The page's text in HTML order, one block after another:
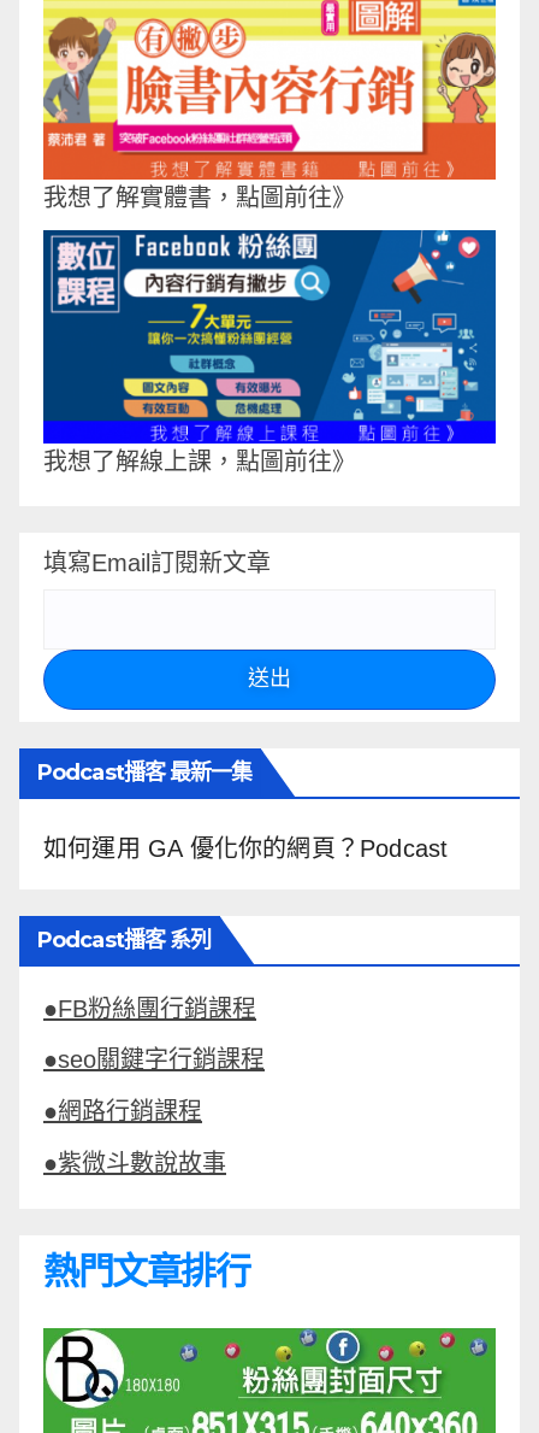
我想了解實體書，點圖前往》
我想了解線上課，點圖前往》
填寫Email訂閱新文章
送出
Podcast播客 最新一集
如何運用 GA 優化你的網頁？Podcast
Podcast播客 系列
●FB粉絲團行銷課程
●seo關鍵字行銷課程
●網路行銷課程
●紫微斗數說故事
熱門文章排行